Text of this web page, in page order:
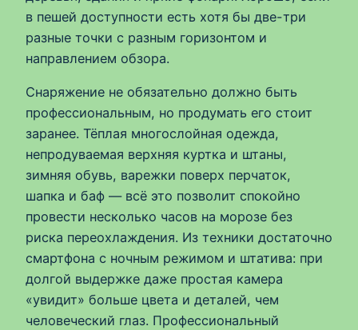
в пешей доступности есть хотя бы две-три
разные точки с разным горизонтом и
направлением обзора.
Снаряжение не обязательно должно быть
профессиональным, но продумать его стоит
заранее. Тёплая многослойная одежда,
непродуваемая верхняя куртка и штаны,
зимняя обувь, варежки поверх перчаток,
шапка и баф — всё это позволит спокойно
провести несколько часов на морозе без
риска переохлаждения. Из техники достаточно
смартфона с ночным режимом и штатива: при
долгой выдержке даже простая камера
«увидит» больше цвета и деталей, чем
человеческий глаз. Профессиональный